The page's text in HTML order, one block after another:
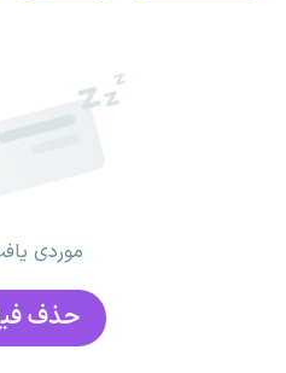
موردی
حذف